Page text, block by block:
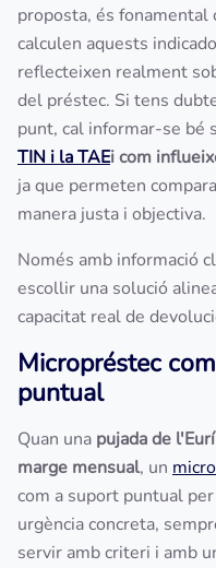
proposta, és fonamental
calculen aquests
reflecteixen realment
del préstec. Si tens
punt, cal informar-se bé
TIN i la TAEi com
ja que permeten
manera justa i objectiva.
Només amb informació
escollir una solució
capacitat real de
Micropréstec
puntual
Quan una pujada de
marge mensual, un
com a suport puntual
urgència concreta,
servir amb criteri i amb